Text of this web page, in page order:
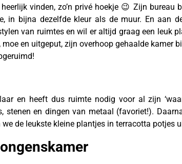
vinden, zo’n privé hoekje 😉 Zijn
in bijna dezelfde kleur als de muur. En aan
van ruimtes en wil er altijd graag een leuk
moe en uitgeput, zijn overhoop gehaalde kamer
en heeft dus ruimte nodig voor al zijn
stenen en dingen van metaal (favoriet!).
de leukste kleine plantjes in terracotta potjes